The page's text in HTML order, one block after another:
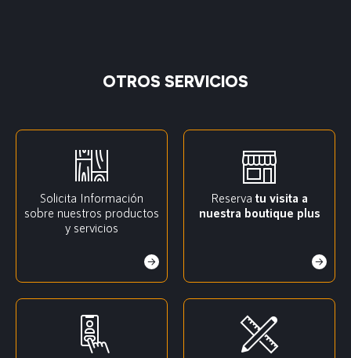
OTROS SERVICIOS
Solicita Información
sobre nuestros productos
y servicios
Reserva tu visita a
nuestra boutique plus